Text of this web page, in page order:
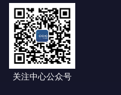
关注中心公众号